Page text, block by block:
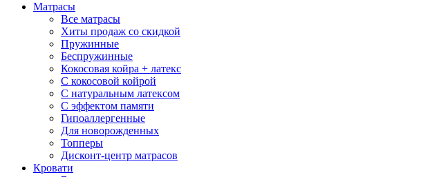
Матрасы
Все матрасы
Хиты продаж со скидкой
Пружинные
Беспружинные
Кокосовая койра + латекс
С кокосовой койрой
С натуральным латексом
С эффектом памяти
Гипоаллергенные
Для новорожденных
Топперы
Дисконт-центр матрасов
Кровати